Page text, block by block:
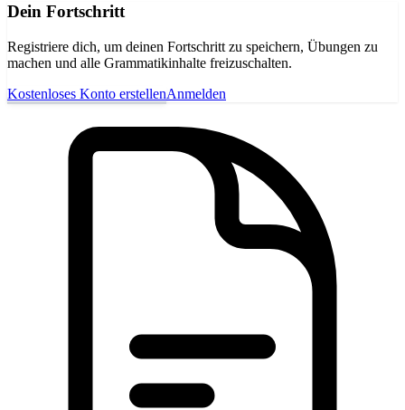
Dein Fortschritt
Registriere dich, um deinen Fortschritt zu speichern, Übungen zu
machen und alle Grammatikinhalte freizuschalten.
Kostenloses Konto erstellenAnmelden